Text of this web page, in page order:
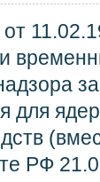
для
РФ